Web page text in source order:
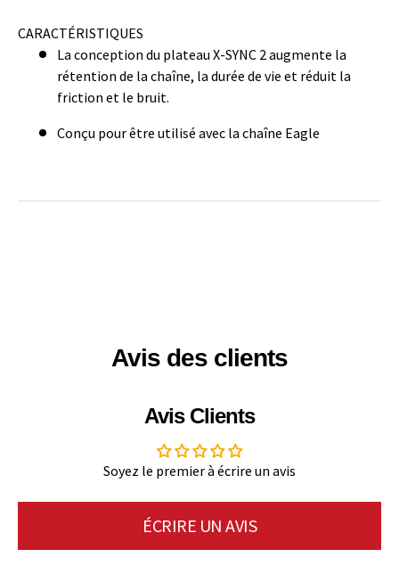
CARACTÉRISTIQUES
La conception du plateau X-SYNC 2 augmente la
rétention de la chaîne, la durée de vie et réduit la
friction et le bruit.
Conçu pour être utilisé avec la chaîne Eagle
Avis des clients
Avis Clients
Soyez le premier à écrire un avis
ÉCRIRE UN AVIS